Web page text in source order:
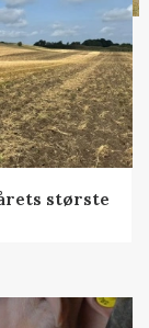
største